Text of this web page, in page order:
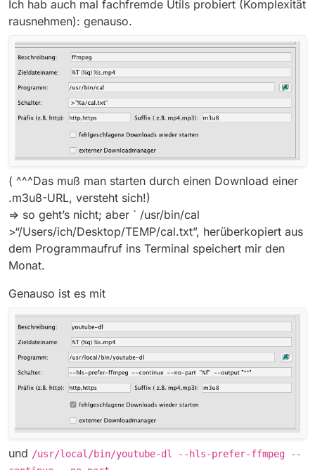
Ich hab auch mal fachfremde Utils probiert (Komplexität
rausnehmen): genauso.
( ^^^Das muß man starten durch einen Download einer
.m3u8-URL, versteht sich!)
=> so geht’s nicht; aber ` /usr/bin/cal
>“/Users/ich/Desktop/TEMP/cal.txt”, herüberkopiert aus
dem Programmaufruf ins Terminal speichert mir den
Monat.
Genauso ist es mit
und /usr/local/bin/youtube-dl --hls-prefer-ffmpeg --